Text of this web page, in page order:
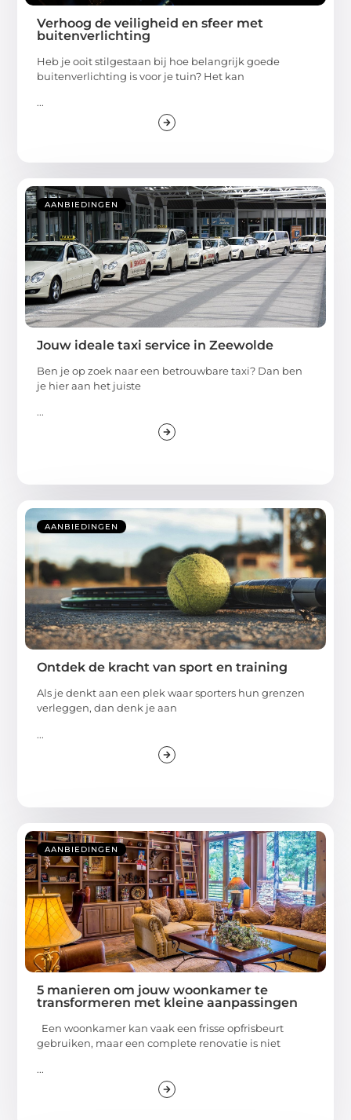
Verhoog de veiligheid en sfeer met
buitenverlichting
Heb je ooit stilgestaan bij hoe belangrijk goede
buitenverlichting is voor je tuin? Het kan
...
AANBIEDINGEN
Jouw ideale taxi service in Zeewolde
Ben je op zoek naar een betrouwbare taxi? Dan ben
je hier aan het juiste
...
AANBIEDINGEN
Ontdek de kracht van sport en training
Als je denkt aan een plek waar sporters hun grenzen
verleggen, dan denk je aan
...
AANBIEDINGEN
5 manieren om jouw woonkamer te
transformeren met kleine aanpassingen
Een woonkamer kan vaak een frisse opfrisbeurt
gebruiken, maar een complete renovatie is niet
...